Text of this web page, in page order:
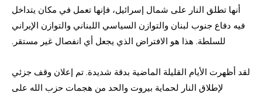
أنها تطلق النار على شمال إسرائيل، فإنها تعمل في مكان يتداخل
فيه دفاع جنوب لبنان والتوازن السياسي اللبناني والتوازن الإيراني
للسلطة. هذا هو الافتراض الذي يجعل أي انفصال غير مستقر.
لقد أظهرت الأيام القليلة الماضية بدقة شديدة. تم إعلان وقف جزئي
لإطلاق النار لحماية بيروت والحد من هجمات حزب الله على